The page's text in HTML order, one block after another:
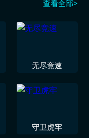
查看全部>
无尽竞速
守卫虎牢